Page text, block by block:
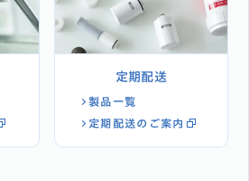
定期配送
製品一覧
定期配送のご案内